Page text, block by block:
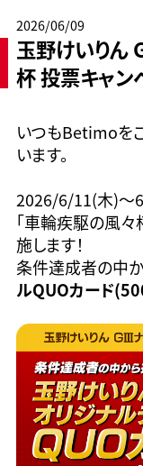
2026/06/09
玉野けいりん
杯 投票キャン
いつもBetimoを
います。
2026/6/11(木)〜
「車輪疾駆の風々
施します！
条件達成者の中か
ルQUOカード